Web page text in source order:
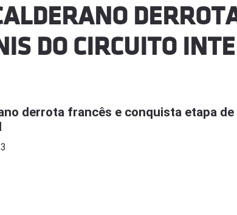
DO CIRCUITO
derrota francês e conquista etapa